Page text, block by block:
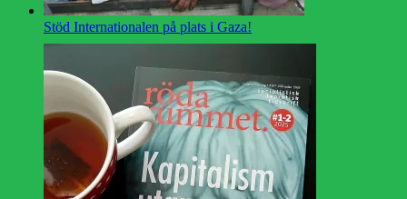
Stöd Internationalen på plats i Gaza!